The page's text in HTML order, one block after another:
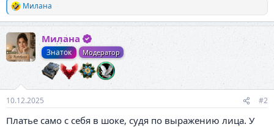
Р
е
ц
и
Милана
Милана
Знаток Модератор
10.12.2025 #2
Платье само с себя в шоке, судя по выражению лица. У